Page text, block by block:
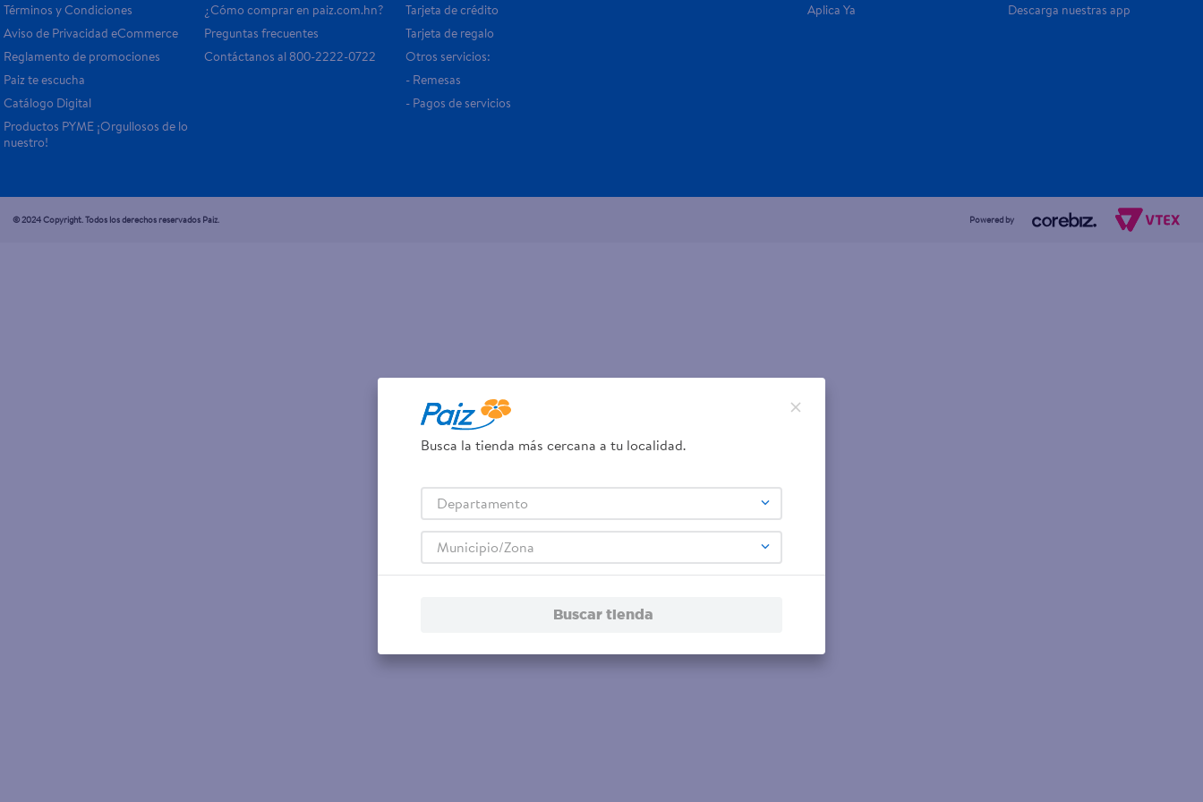
Términos y Condiciones
Aviso de Privacidad eCommerce
Reglamento de promociones
Paiz te escucha
Catálogo Digital
Productos PYME ¡Orgullosos de lo
nuestro!
¿Cómo comprar en paiz.com.hn?
Preguntas frecuentes
Contáctanos al 800-2222-0722
Tarjeta de crédito
Tarjeta de regalo
Otros servicios:
- Remesas
- Pagos de servicios
Aplica Ya Descarga nuestras app
© 2024 Copyright. Todos los derechos reservados Paiz. Powered by
Busca la tienda más cercana a tu localidad.
Departamento
Municipio/Zona
Buscar tienda